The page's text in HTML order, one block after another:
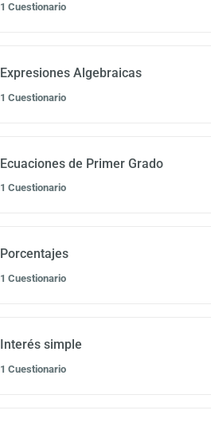
1 Cuestionario
Expresiones Algebraicas
1 Cuestionario
Ecuaciones de Primer Grado
1 Cuestionario
Porcentajes
1 Cuestionario
Interés simple
1 Cuestionario